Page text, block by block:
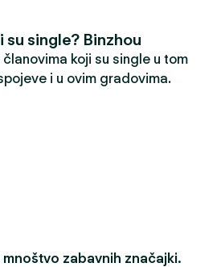
su single? Binzhou
koji su single u tom
i u ovim gradovima.
zabavnih značajki.